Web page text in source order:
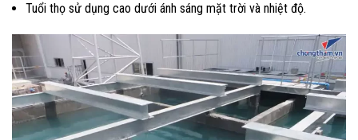
Tuổi thọ sử dụng cao dưới ánh sáng mặt trời và nhiệt độ.